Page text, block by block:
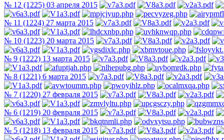
№ 12 (1225) 03 апреля 2015
№ 11 (1224) 27 марта 2015
№ 10 (1223) 20 марта 2015
№ 9 (1222) 13 марта 2015
№ 8 (1221) 6 марта 2015
№ 7 (1220) 27 февраля 2015
№ 6 (1219) 20 февраля 2015
№ 5 (1218) 13 февраля 2015